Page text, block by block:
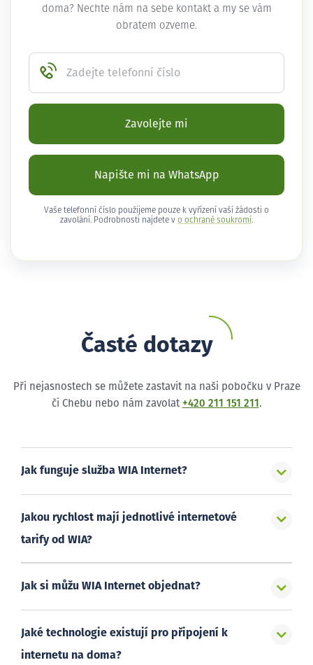
doma? Nechte nám na sebe kontakt a my se vám
obratem ozveme.
Zadejte telefonní číslo
Zavolejte mi
Napište mi na WhatsApp
Vaše telefonní číslo použijeme pouze k vyřízení vaší žádosti o
zavolání. Podrobnosti najdete v o ochraně soukromí .
Časté dotazy
Při nejasnostech se můžete zastavit na naši pobočku v Praze
či Chebu nebo nám zavolat +420 211 151 211 .
Jak funguje služba WIA Internet?
Jakou rychlost mají jednotlivé internetové
tarify od WIA?
Jak si můžu WIA Internet objednat?
Jaké technologie existují pro připojení k
internetu na doma?